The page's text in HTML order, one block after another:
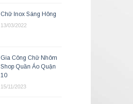
Chữ Inox Sáng Hông
13/03/2022
Gia Công Chữ Nhôm
Shop Quần Áo Quận
10
15/11/2023